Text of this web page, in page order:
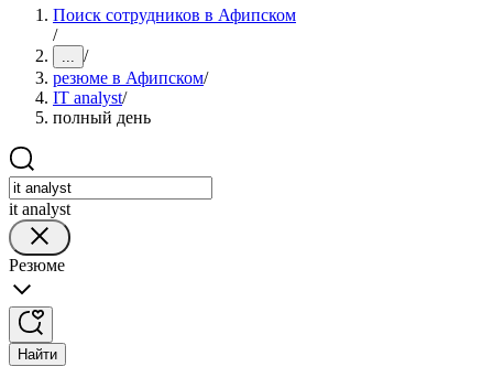
Поиск сотрудников в Афипском
/
... /
резюме в Афипском/
IT analyst/
полный день
it analyst
Резюме
Найти